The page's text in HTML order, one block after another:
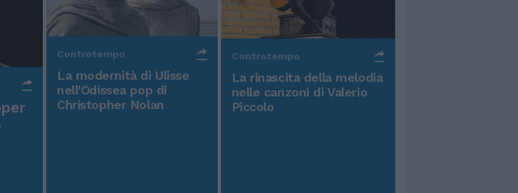
Controtempo
La modernità di Ulisse
nell'Odissea pop di
Christopher Nolan
Controtempo
La rinascita della melodia
nelle canzoni di Valerio
Piccolo